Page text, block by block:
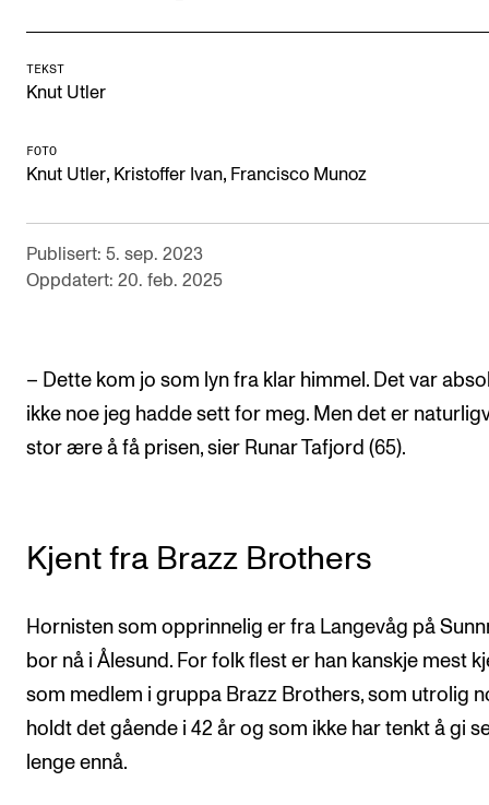
ORGANISASJON
Aktuelle saker
Organisering av NMH
Biblioteket
Utvalg og komitéer
TEKST
Knut Utler
FOTO
Knut Utler, Kristoffer Ivan, Francisco Munoz
Publisert: 5. sep. 2023
Oppdatert: 20. feb. 2025
– Dette kom jo som lyn fra klar himmel. Det var
ikke noe jeg hadde sett for meg. Men det er
stor ære å få prisen, sier Runar Tafjord (65).
Kjent fra Brazz Brothers
Hornisten som opprinnelig er fra Langevåg på
bor nå i Ålesund. For folk flest er han kanskje mest
som medlem i gruppa Brazz Brothers, som utrolig
holdt det gående i 42 år og som ikke har tenkt å gi
lenge ennå.